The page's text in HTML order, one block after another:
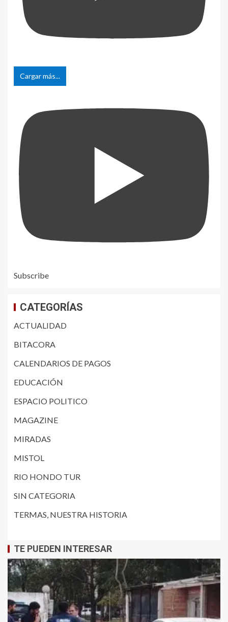
Cargar más...
Subscribe
CATEGORÍAS
ACTUALIDAD
BITACORA
CALENDARIOS DE PAGOS
EDUCACIÓN
ESPACIO POLITICO
MAGAZINE
MIRADAS
MISTOL
RIO HONDO TUR
SIN CATEGORIA
TERMAS, NUESTRA HISTORIA
TE PUEDEN INTERESAR